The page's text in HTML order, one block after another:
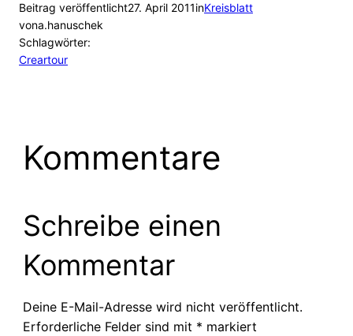
Beitrag veröffentlicht27. April 2011inKreisblatt
vona.hanuschek
Schlagwörter:
Creartour
Kommentare
Schreibe einen
Kommentar
Deine E-Mail-Adresse wird nicht veröffentlicht.
Erforderliche Felder sind mit * markiert